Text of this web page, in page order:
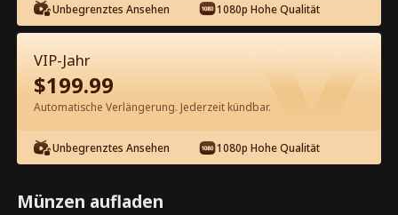
Episode 25 - Vom Schmerz zur
wahren Liebe Kompletter Film
1-28
24 25 26 27
Unbegrenztes Ansehen 1080p Hohe Qualität
VIP-Jahr
$199.99
Automatische Verlängerung. Jederzeit kündbar.
Unbegrenztes Ansehen 1080p Hohe Qualität
Münzen aufladen